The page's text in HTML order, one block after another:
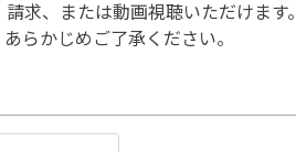
求、または動画視聴いただけます。
らかじめご了承ください。